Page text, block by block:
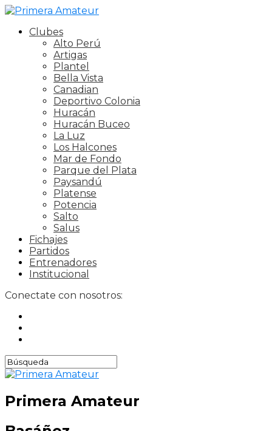
Clubes
Alto Perú
Artigas
Plantel
Bella Vista
Canadian
Deportivo Colonia
Huracán
Huracán Buceo
La Luz
Los Halcones
Mar de Fondo
Parque del Plata
Paysandú
Platense
Potencia
Salto
Salus
Fichajes
Partidos
Entrenadores
Institucional
Conectate con nosotros:
Primera Amateur